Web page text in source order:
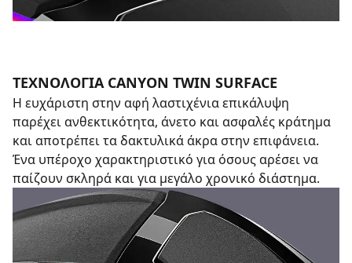
ΤΕΧΝΟΛΟΓΙΑ CANYON TWIN SURFACE
Η ευχάριστη στην αφή λαστιχένια επικάλυψη
παρέχει ανθεκτικότητα, άνετο και ασφαλές κράτημα
και αποτρέπει τα δακτυλικά άκρα στην επιφάνεια.
Ένα υπέροχο χαρακτηριστικό για όσους αρέσει να
παίζουν σκληρά και για μεγάλο χρονικό διάστημα.